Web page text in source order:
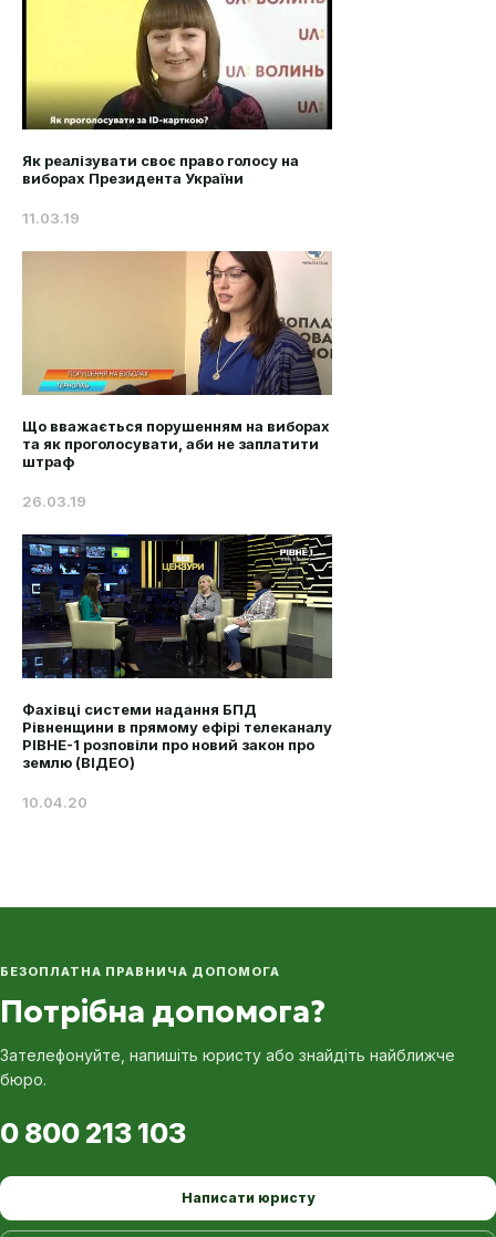
Як реалізувати своє право голосу на
виборах Президента України
11.03.19
Що вважається порушенням на виборах
та як проголосувати, аби не заплатити
штраф
26.03.19
Фахівці системи надання БПД
Рівненщини в прямому ефірі телеканалу
РІВНЕ-1 розповіли про новий закон про
землю (ВІДЕО)
10.04.20
БЕЗОПЛАТНА ПРАВНИЧА ДОПОМОГА
Потрібна допомога?
Зателефонуйте, напишіть юристу або знайдіть найближче
бюро.
0 800 213 103
Написати юристу